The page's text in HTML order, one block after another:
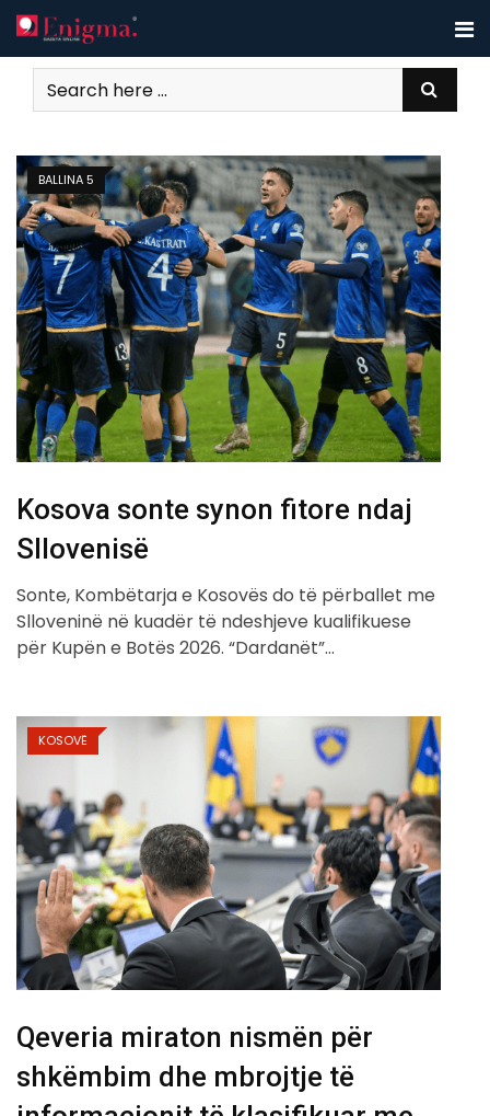
Skip
to
content
BALLINA 5
Kosova sonte synon fitore ndaj
Sllovenisë
Sonte, Kombëtarja e Kosovës do të përballet me
Slloveninë në kuadër të ndeshjeve kualifikuese
për Kupën e Botës 2026. “Dardanët”…
KOSOVË
Qeveria miraton nismën për
shkëmbim dhe mbrojtje të